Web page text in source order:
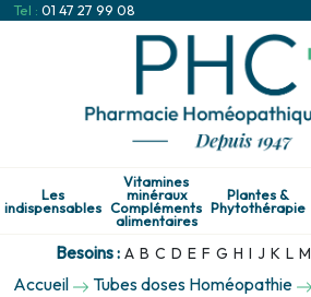
Tel : 01 47 27 99 08
Les
indispensables
Vitamines
minéraux
Compléments
alimentaires
Plantes &
Phytothérapie
Besoins : A B C D E F G H I J K L M
Accueil Tubes doses Homéopathie